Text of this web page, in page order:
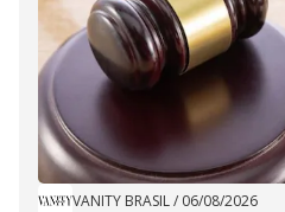
VANITY BRASIL/ 06/08/2026